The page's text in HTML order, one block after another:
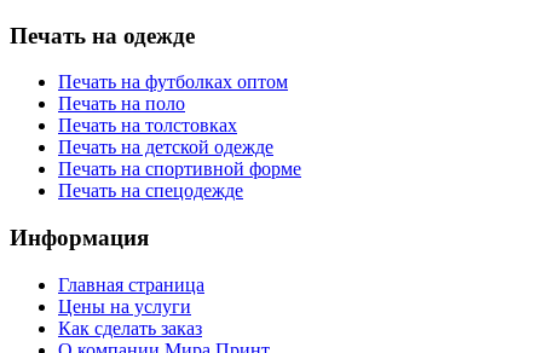
Печать на одежде
Печать на футболках оптом
Печать на поло
Печать на толстовках
Печать на детской одежде
Печать на спортивной форме
Печать на спецодежде
Информация
Главная страница
Цены на услуги
Как сделать заказ